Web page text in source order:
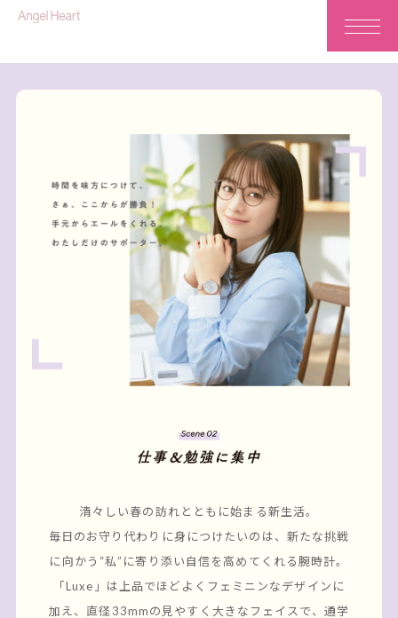
清々しい春の訪れとともに始まる新生活。
毎日のお守り代わりに身につけたいのは、 新たな挑戦
に向かう“私”に寄り添い自信を高めてくれる腕時計。
「Luxe」は上品でほどよくフェミニンなデザインに
加え、直径33mmの見やすく大きなフェイスで、通学